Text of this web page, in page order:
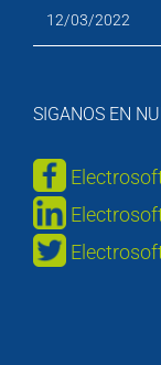
12/03/2022
SIGANOS EN